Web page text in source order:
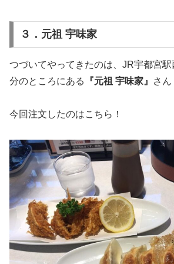
３．元祖 宇味家
つづいてやってきたのは、JR宇都宮駅
分のところにある
『元祖 宇味家』 さん
今回注文したのはこちら！